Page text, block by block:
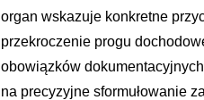
organ wskazuje konkretne
przekroczenie progu
obowiązków
na precyzyjne sformułowanie